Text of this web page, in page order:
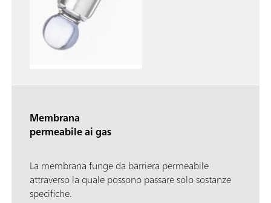
Membrana
permeabile ai gas
La membrana funge da barriera permeabile
attraverso la quale possono passare solo sostanze
specifiche.